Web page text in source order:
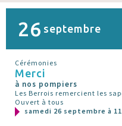
26 septembre
Cérémonies
Merci
à nos pompiers
Les Berrois remercient les
Ouvert à tous
samedi 26 septembre à